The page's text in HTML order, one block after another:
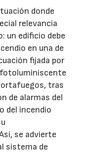
donde
relevancia
un edificio debe
en una de
fijada por
tras
de alarmas del
del incendio
se advierte
sistema de